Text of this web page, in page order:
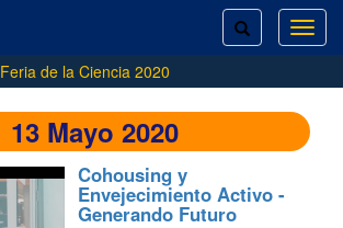
TOGGLE
SEARCH
Feria de la Ciencia 2020
13 Mayo 2020
Cohousing y
Envejecimiento Activo -
Generando Futuro